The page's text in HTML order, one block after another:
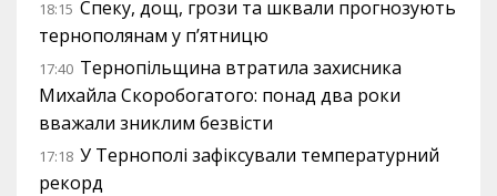
18:15 Спеку, дощ, грози та шквали прогнозують
тернополянам у п’ятницю
17:40 Тернопільщина втратила захисника
Михайла Скоробогатого: понад два роки
вважали зниклим безвісти
17:18 У Тернополі зафіксували температурний
рекорд